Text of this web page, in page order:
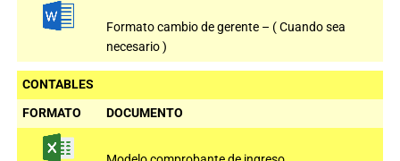
Formato cambio de gerente – ( Cuando sea
necesario )
CONTABLES
FORMATO
DOCUMENTO